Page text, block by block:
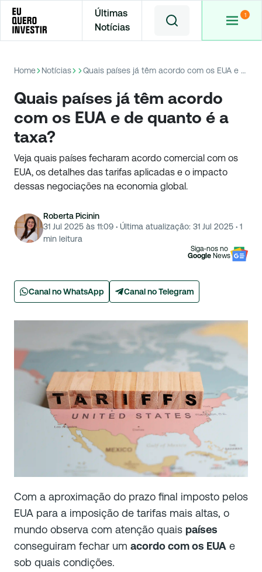
Últimas
Notícias
Home Notícias Quais países já têm acordo com os EUA e de quanto é a taxa?
Quais países já têm acordo
com os EUA e de quanto é a
taxa?
Veja quais países fecharam acordo comercial com os
EUA, os detalhes das tarifas aplicadas e o impacto
dessas negociações na economia global.
Roberta Picinin
31 Jul 2025 às 11:09 · Última atualização: 31 Jul 2025 · 1
min leitura
Siga-nos no
Google News
Canal no WhatsApp Canal no Telegram
Com a aproximação do prazo final imposto pelos
EUA para a imposição de tarifas mais altas, o
mundo observa com atenção quais países
conseguiram fechar um acordo com os EUA e
sob quais condições.